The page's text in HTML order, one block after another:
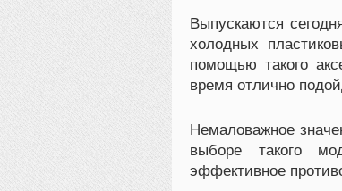
Выпускаются
холодных
помощью такого
время отлично
Немаловажное
выборе такого
эффективное